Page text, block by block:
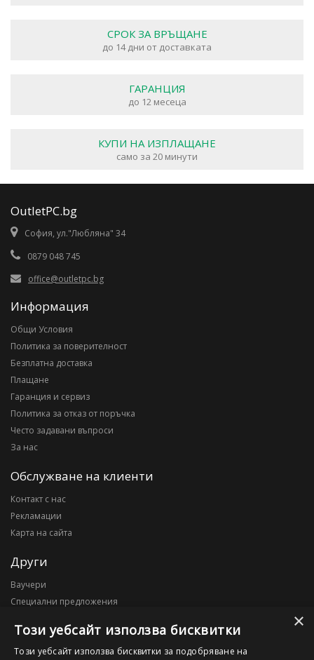
СРОК ЗА ВРЪЩАНЕ
до 14 дни от доставката
ГАРАНЦИЯ
до 12 месеца
КУПИ НА ИЗПЛАЩАНЕ
само за 20 минути
OutletPC.bg
София, ул."Любляна" 34
0879 048 745
office@outletpc.bg
Информация
Общи Условия
Политика за поверителност
Безплатна доставка
Плащане
Гаранция и сервиз
Политика за отказ от поръчка
Често задавани въпроси
За нас
Обслужване на клиенти
Контакт с нас
Рекламации
Карта на сайта
Други
Ваучери
Специални предложения
Моят профил
×
Този уебсайт използва бисквитки
Този уебсайт използва бисквитки за подобряване на